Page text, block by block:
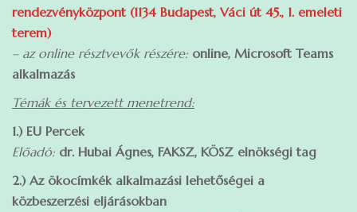
rendezvényközpont (1134 Budapest, Váci út 45., 1. emeleti
terem)
– az online résztvevők részére: online, Microsoft Teams
alkalmazás
Témák és tervezett menetrend:
1.) EU Percek
Előadó: dr. Hubai Ágnes, FAKSZ, KÖSZ elnökségi tag
2.) Az ökocímkék alkalmazási lehetőségei a
közbeszerzési eljárásokban